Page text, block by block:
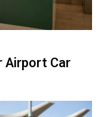
Airport Car